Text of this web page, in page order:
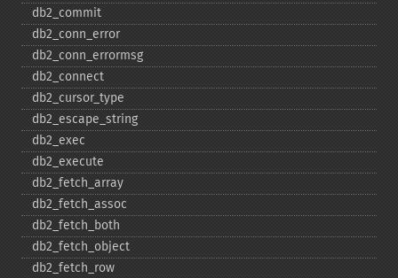
db2_​commit
db2_​conn_​error
db2_​conn_​errormsg
db2_​connect
db2_​cursor_​type
db2_​escape_​string
db2_​exec
db2_​execute
db2_​fetch_​array
db2_​fetch_​assoc
db2_​fetch_​both
db2_​fetch_​object
db2_​fetch_​row